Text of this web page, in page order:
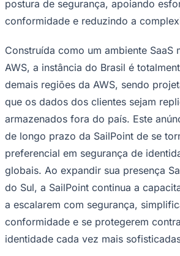
NBA
UFC
Tênis (ATP)
MLB
NHL
Vôlei
NBB
Competições de Futebol
Brasileirão Série A
Brasileirão Série B
Copa do Brasil
Libertadores
Copa América
Champions League
Premier League
postura de segurança, apoiando
conformidade e reduzindo a
Construída como um ambiente SaaS
AWS, a instância do Brasil é
demais regiões da AWS, sendo
que os dados dos clientes sejam
armazenados fora do país. Este
de longo prazo da SailPoint de se
preferencial em segurança de
globais. Ao expandir sua presença
do Sul, a SailPoint continua a
a escalarem com segurança,
conformidade e se protegerem
identidade cada vez mais